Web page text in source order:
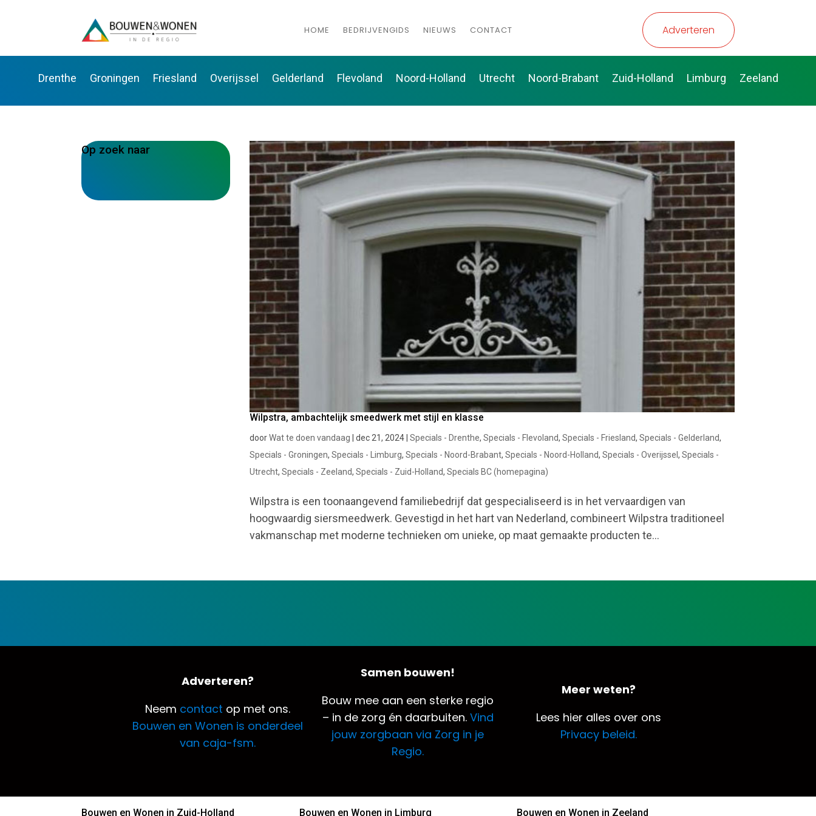
HOME BEDRIJVENGIDS NIEUWS CONTACT Adverteren
Drenthe Groningen Friesland Overijssel Gelderland Flevoland Noord-Holland Utrecht Noord-Brabant Zuid-Holland Limburg Zeeland
Wilpstra, ambachtelijk smeedwerk met stijl en klasse
doorWat te doen vandaag |dec 21, 2024 |Specials - Drenthe,Specials - Flevoland,Specials - Friesland,Specials - Gelderland,
Specials - Groningen,Specials - Limburg,Specials - Noord-Brabant,Specials - Noord-Holland,Specials - Overijssel,Specials -
Utrecht,Specials - Zeeland,Specials - Zuid-Holland,Specials BC (homepagina)
Wilpstra is een toonaangevend familiebedrijf dat gespecialiseerd is in het vervaardigen van
hoogwaardig siersmeedwerk. Gevestigd in het hart van Nederland, combineert Wilpstra traditioneel
vakmanschap met moderne technieken om unieke, op maat gemaakte producten te...
Op zoek naar
Adverteren?
Neem contact op met ons.
Bouwen en Wonen is onderdeel
van caja-fsm.
Samen bouwen!
Bouw mee aan een sterke regio
– in de zorg én daarbuiten. Vind
jouw zorgbaan via Zorg in je
Regio.
Meer weten?
Lees hier alles over ons
Privacy beleid.
Bouwen en Wonen in Zuid-Holland Bouwen en Wonen in Limburg Bouwen en Wonen in Zeeland